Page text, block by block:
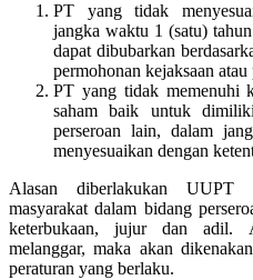
PT yang tidak
jangka waktu 1 (satu)
dapat dibubarkan
permohonan kejaksaan
PT yang tidak memenuhi
saham baik untuk
perseroan lain, dalam
menyesuaikan dengan
Alasan diberlakukan UUPT
masyarakat dalam bidang
keterbukaan, jujur dan adil.
melanggar, maka akan
peraturan yang berlaku.